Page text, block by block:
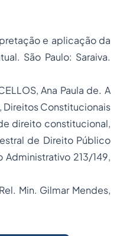
e aplicação da
São Paulo: Saraiva.
Ana Paula de. A
Constitucionais
direito constitucional,
de Direito Público
Administrativo 213/149,
Min. Gilmar Mendes,